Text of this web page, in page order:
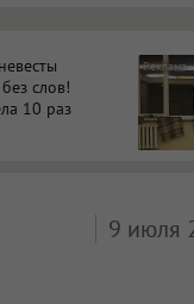
слов!
10 раз
9 июля